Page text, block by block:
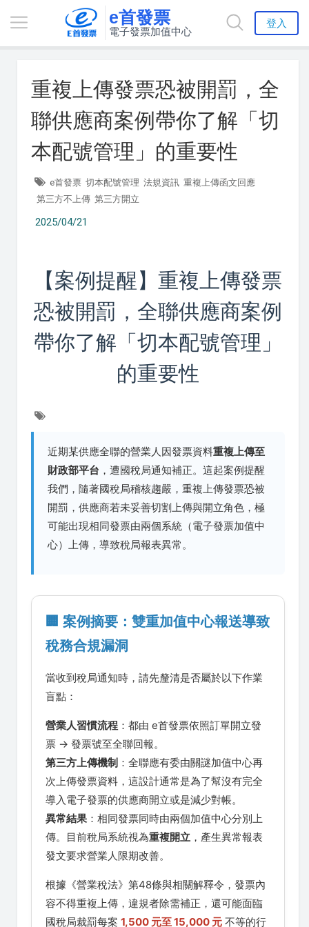
e首發票
電子發票加值中心
登入
重複上傳發票恐被開罰，全
聯供應商案例帶你了解「切
本配號管理」的重要性
e首發票 切本配號管理 法規資訊 重複上傳函文回應
第三方不上傳 第三方開立
2025/04/21
【案例提醒】重複上傳發票
恐被開罰，全聯供應商案例
帶你了解「切本配號管理」
的重要性
近期某供應全聯的營業人因發票資料重複上傳至
財政部平台 ，遭國稅局通知補正。這起案例提醒
我們，隨著國稅局稽核趨嚴，重複上傳發票恐被
開罰，供應商若未妥善切割上傳與開立角色，極
可能出現相同發票由兩個系統（電子發票加值中
心）上傳，導致稅局報表異常。
🏢 案例摘要：雙重加值中心報送導致
稅務合規漏洞
當收到稅局通知時，請先釐清是否屬於以下作業
盲點：
營業人習慣流程 ：都由 e首發票依照訂單開立發
票 → 發票號至全聯回報。
第三方上傳機制 ：全聯應有委由關謎加值中心再
次上傳發票資料，這設計通常是為了幫沒有完全
導入電子發票的供應商開立或是減少對帳。
異常結果 ：相同發票同時由兩個加值中心分別上
傳。目前稅局系統視為重複開立 ，產生異常報表
發文要求營業人限期改善。
根據《營業稅法》第48條與相關解釋令，發票內
容不得重複上傳，違規者除需補正，還可能面臨
國稅局裁罰每案 1,500 元至 15,000 元 不等的行